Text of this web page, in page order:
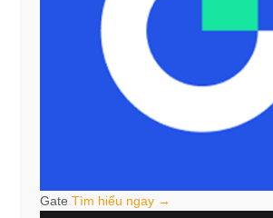
Gate Tìm hiểu ngay →